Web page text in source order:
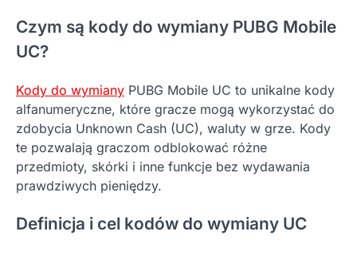
Czym są kody do wymiany PUBG Mobile
UC?
Kody do wymiany PUBG Mobile UC to unikalne kody
alfanumeryczne, które gracze mogą wykorzystać do
zdobycia Unknown Cash (UC), waluty w grze. Kody
te pozwalają graczom odblokować różne
przedmioty, skórki i inne funkcje bez wydawania
prawdziwych pieniędzy.
Definicja i cel kodów do wymiany UC